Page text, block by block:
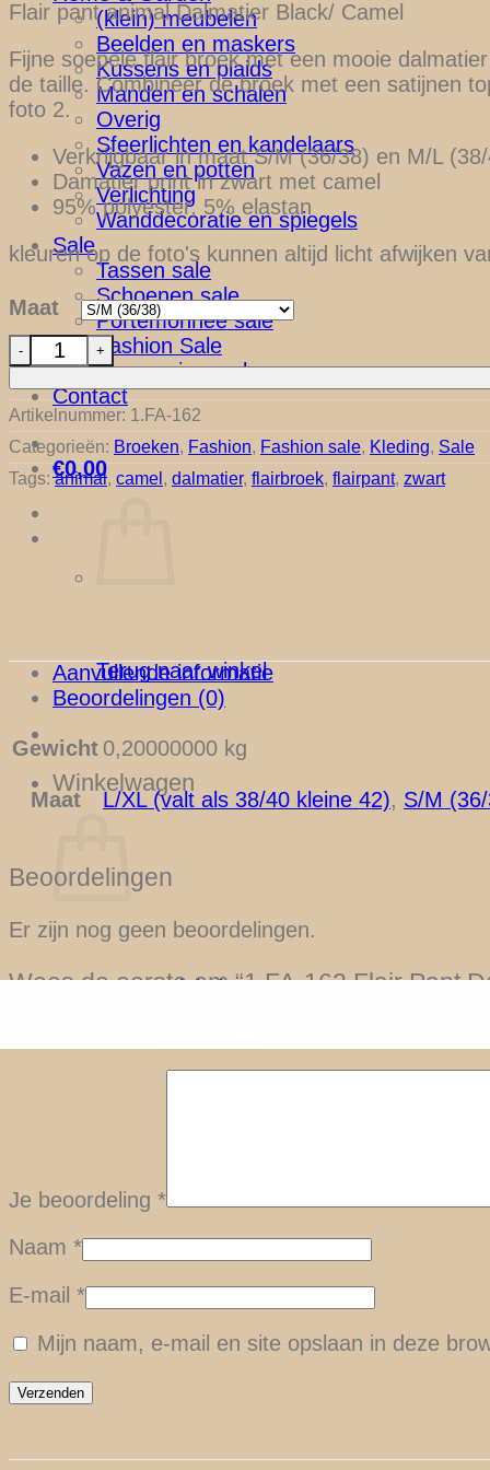
(klein) meubelen
Beelden en maskers
Kussens en plaids
Manden en schalen
Overig
Sfeerlichten en kandelaars
Vazen en potten
Verlichting
Wanddecoratie en spiegels
Sale
Tassen sale
Schoenen sale
Portemonnee sale
Fashion Sale
Accessoires sale
Contact
€0,00
Terug naar winkel
Winkelwagen
Terug naar winkel
was:
€27,50.
is:
€19,95.
Flair pant animal Dalmatier Black/ Camel
Fijne soepele flair broek met een mooie
de taille. Combineer de broek met een satijnen
foto 2.
Verkrijgbaar in maat S/M (36/38) en M/L
Damatier print in zwart met camel
95% polyester, 5% elastan
kleuren op de foto's kunnen altijd licht afwijken
Maat
1.FA-162 Flair Pant Dalmatier aantal
Artikelnummer: 1.FA-162
Categorieën: Broeken, Fashion, Fashion sale, Kleding, Sale
Tags:animal, camel , dalmatier, flairbroek, flairpant, zwart
Aanvullende informatie
Beoordelingen (0)
Gewicht 0,20000000 kg
Maat L/XL (valt als 38/40 kleine 42), S/M
Beoordelingen
Er zijn nog geen beoordelingen.
Wees de eerste om “1.FA-162 Flair Pant
Je beoordeling *
Naam *
E-mail *
Mijn naam, e-mail en site opslaan in deze